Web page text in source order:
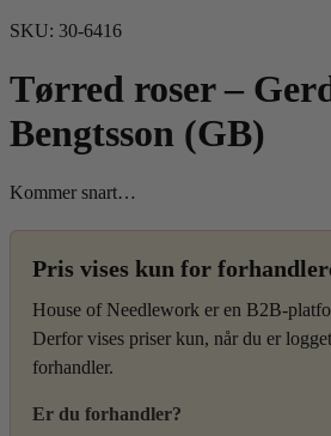
SKU: 30-6416
Tørred roser –
Bengtsson (GB)
Kommer snart…
Pris vises kun for
House of Needlework er en B2B-
Derfor vises priser kun, når du er
forhandler.
Er du forhandler?